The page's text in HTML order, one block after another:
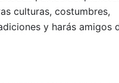
culturas, costumbres,
y harás amigos